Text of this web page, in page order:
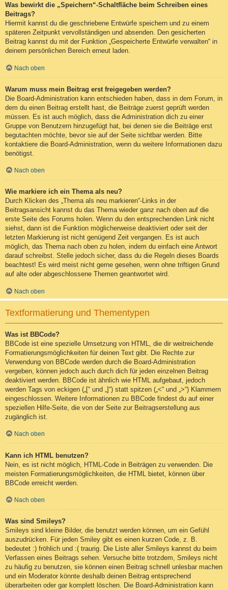
Was bewirkt die „Speichern“-Schaltfläche beim Schreiben eines
Beitrags?
Hiermit kannst du die geschriebene Entwürfe speichern und zu einem
späteren Zeitpunkt vervollständigen und absenden. Den gesicherten
Beitrag kannst du mit der Funktion „Gespeicherte Entwürfe verwalten“ in
deinem persönlichen Bereich erneut laden.
Nach oben
Warum muss mein Beitrag erst freigegeben werden?
Die Board-Administration kann entschieden haben, dass in dem Forum, in
dem du einen Beitrag erstellt hast, die Beiträge zuerst geprüft werden
müssen. Es ist auch möglich, dass die Administration dich zu einer
Gruppe von Benutzern hinzugefügt hat, bei denen sie die Beiträge erst
begutachten möchte, bevor sie auf der Seite sichtbar werden. Bitte
kontaktiere die Board-Administration, wenn du weitere Informationen dazu
benötigst.
Nach oben
Wie markiere ich ein Thema als neu?
Durch Klicken des „Thema als neu markieren“-Links in der
Beitragsansicht kannst du das Thema wieder ganz nach oben auf die
erste Seite des Forums holen. Wenn du den entsprechenden Link nicht
siehst, dann ist die Funktion möglicherweise deaktiviert oder seit der
letzten Markierung ist nicht genügend Zeit vergangen. Es ist auch
möglich, das Thema nach oben zu holen, indem du einfach eine Antwort
darauf schreibst. Stelle jedoch sicher, dass du die Regeln dieses Boards
beachtest! Es wird meist nicht gerne gesehen, wenn ohne triftigen Grund
auf alte oder abgeschlossene Themen geantwortet wird.
Nach oben
Textformatierung und Thementypen
Was ist BBCode?
BBCode ist eine spezielle Umsetzung von HTML, die dir weitreichende
Formatierungsmöglichkeiten für deinen Text gibt. Die Rechte zur
Verwendung von BBCode werden durch die Board-Administration
vergeben, können jedoch auch durch dich für jeden einzelnen Beitrag
deaktiviert werden. BBCode ist ähnlich wie HTML aufgebaut, jedoch
werden Tags von eckigen („[“ und „]“) statt spitzen („<“ und „>“) Klammern
eingeschlossen. Weitere Informationen zu BBCode findest du auf einer
speziellen Hilfe-Seite, die von der Seite zur Beitragserstellung aus
zugänglich ist.
Nach oben
Kann ich HTML benutzen?
Nein, es ist nicht möglich, HTML-Code in Beiträgen zu verwenden. Die
meisten Formatierungsmöglichkeiten, die HTML bietet, können über
BBCode erreicht werden.
Nach oben
Was sind Smileys?
Smileys sind kleine Bilder, die benutzt werden können, um ein Gefühl
auszudrücken. Für jeden Smiley gibt es einen kurzen Code, z. B.
bedeutet :) fröhlich und :( traurig. Die Liste aller Smileys kannst du beim
Verfassen eines Beitrags sehen. Versuche bitte trotzdem, Smileys nicht
zu häufig zu benutzen, sie können einen Beitrag schnell unlesbar machen
und ein Moderator könnte deshalb deinen Beitrag entsprechend
überarbeiten oder gar komplett löschen. Die Board-Administration kann